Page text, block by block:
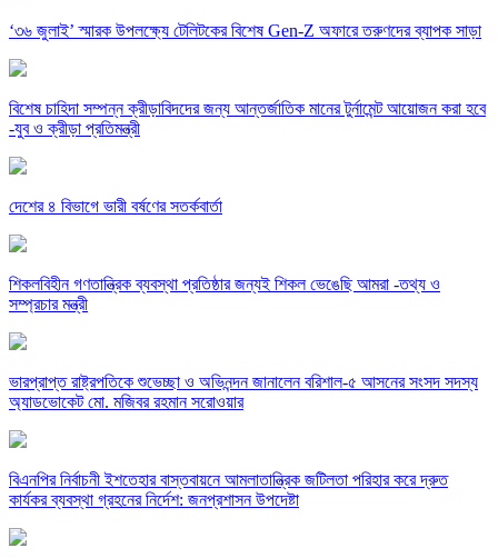
‘৩৬ জুলাই’ স্মারক উপলক্ষ্যে টেলিটকের বিশেষ Gen-Z অফারে তরুণদের ব্যাপক সাড়া
বিশেষ চাহিদা সম্পন্ন ক্রীড়াবিদদের জন্য আন্তর্জাতিক মানের টুর্নামেন্ট আয়োজন করা হবে
-যুব ও ক্রীড়া প্রতিমন্ত্রী
দেশের ৪ বিভাগে ভারী বর্ষণের সতর্কবার্তা
শিকলবিহীন গণতান্ত্রিক ব্যবস্থা প্রতিষ্ঠার জন্যই শিকল ভেঙেছি আমরা -তথ্য ও
সম্প্রচার মন্ত্রী
ভারপ্রাপ্ত রাষ্ট্রপতিকে শুভেচ্ছা ও অভিনন্দন জানালেন বরিশাল-৫ আসনের সংসদ সদস্য
অ্যাডভোকেট মো. মজিবর রহমান সরোওয়ার
বিএনপির নির্বাচনী ইশতেহার বাস্তবায়নে আমলাতান্ত্রিক জটিলতা পরিহার করে দ্রুত
কার্যকর ব্যবস্থা গ্রহনের নির্দেশ: জনপ্রশাসন উপদেষ্টা